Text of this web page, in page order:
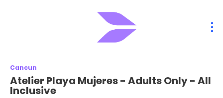
Cancun
Atelier Playa Mujeres - Adults Only - All
Inclusive